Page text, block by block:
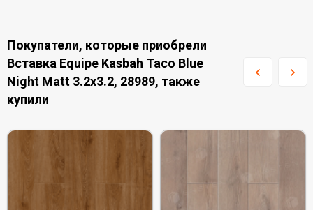
Покупатели, которые приобрели
Вставка Equipe Kasbah Taco Blue
Night Matt 3.2x3.2, 28989, также
купили